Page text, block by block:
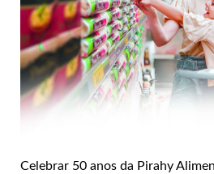
Celebrar 50 anos da Pirahy